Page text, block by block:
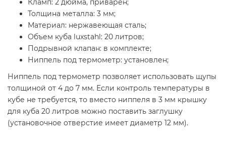
Кламп: 2 дюйма, приварен;
Толщина металла: 3 мм;
Материал: нержавеющая сталь;
Объем куба luxstahl: 20 литров;
Подрывной клапан: в комплекте;
Ниппель под термометр: установлен;
Ниппель под термометр позволяет использовать щупы
толщиной от 4 до 7 мм. Если контроль температуры в
кубе не требуется, то вместо ниппеля в 3 мм крышку
для куба 20 литров можно поставить заглушку
(установочное отверстие имеет диаметр 12 мм).